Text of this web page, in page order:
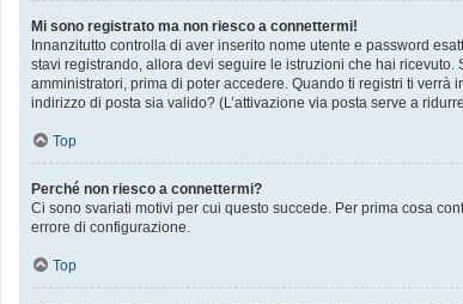
Mi sono registrato ma non riesco a connettermi!
Innanzitutto controlla di aver inserito nome utente e password
stavi registrando, allora devi seguire le istruzioni che hai
amministratori, prima di poter accedere. Quando ti registri ti
indirizzo di posta sia valido? (L’attivazione via posta serve a
Top
Perché non riesco a connettermi?
Ci sono svariati motivi per cui questo succede. Per prima cosa
errore di configurazione.
Top